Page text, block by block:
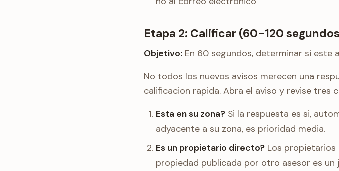
Etapa 2: Calificar (60-120
Objetivo: En 60 segundos, determinar si este
No todos los nuevos avisos merecen una
calificacion rapida. Abra el aviso y revise tres
Esta en su zona? Si la respuesta es si,
adyacente a su zona, es prioridad media.
Es un propietario directo? Los propietarios
propiedad publicada por otro asesor es